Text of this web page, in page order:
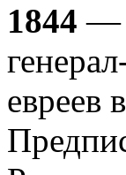
1844 —
евреев